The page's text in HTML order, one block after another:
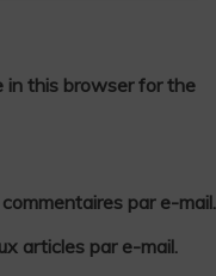
in this browser for the
par e-mail.
articles par e-mail.